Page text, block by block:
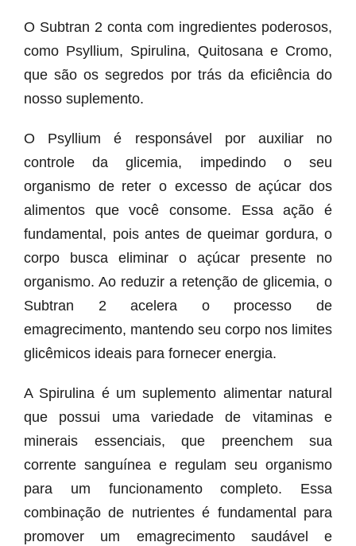
O Subtran 2 conta com ingredientes poderosos,
como Psyllium, Spirulina, Quitosana e Cromo,
que são os segredos por trás da eficiência do
nosso suplemento.
O Psyllium é responsável por auxiliar no
controle da glicemia, impedindo o seu
organismo de reter o excesso de açúcar dos
alimentos que você consome. Essa ação é
fundamental, pois antes de queimar gordura, o
corpo busca eliminar o açúcar presente no
organismo. Ao reduzir a retenção de glicemia, o
Subtran 2 acelera o processo de
emagrecimento, mantendo seu corpo nos limites
glicêmicos ideais para fornecer energia.
A Spirulina é um suplemento alimentar natural
que possui uma variedade de vitaminas e
minerais essenciais, que preenchem sua
corrente sanguínea e regulam seu organismo
para um funcionamento completo. Essa
combinação de nutrientes é fundamental para
promover um emagrecimento saudável e